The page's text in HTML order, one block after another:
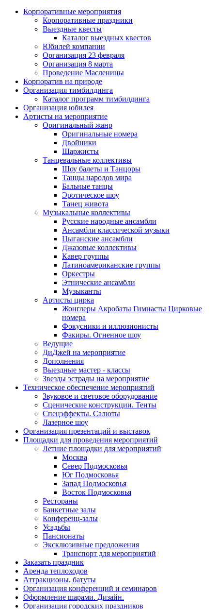
Корпоративные мероприятия
Корпоративные праздники
Выездные квесты
Каталог выездных квестов
Юбилей компании
Организация 23 февраля
Организация 8 марта
Проведение Масленицы
Корпоратив на природе
Организация тимбилдинга
Каталог программ тимбилдинга
Организация юбилея
Артисты на мероприятие
Оригинальный жанр
Оригинальные номера
Двойники
Шаржисты
Танцевальные коллективы
Шоу балеты и Танцоры
Танцы народов мира
Бальные танцы
Эротическое шоу
Танец живота
Музыкальные коллективы
Русские народные ансамбли
Ансамбли классической музыки
Цыганские ансамбли
Джазовые коллективы
Кавер группы
Латиноамериканские группы
Оркестры
Этнические ансамбли
Музыканты
Артисты цирка
Жонглеры Акробаты Гимнасты Цирковые
номера
Фокусники и иллюзионисты
Факиры. Огненное шоу
Ведущие
ДиДжей на мероприятие
Дополнения
Выездные мастер - классы
Звезды эстрады на мероприятие
Техническое обеспечение мероприятий
Звуковое и световое оборудование
Сценические конструкции. Тенты
Спецэффекты. Салюты
Лазерное шоу
Организация презентаций и выставок
Площадки для проведения мероприятий
Летние площадки для мероприятий
Москва
Север Подмосковья
Юг Подмосковья
Запад Подмосковья
Восток Подмосковья
Рестораны
Банкетные залы
Конференц-залы
Усадьбы
Пансионаты
Эксклюзивные предложения
Транспорт для мероприятий
Заказать праздник
Аренда теплоходов
Аттракционы, батуты
Организация конференций и семинаров
Оформление шарами. Дизайн.
Организация городских праздников